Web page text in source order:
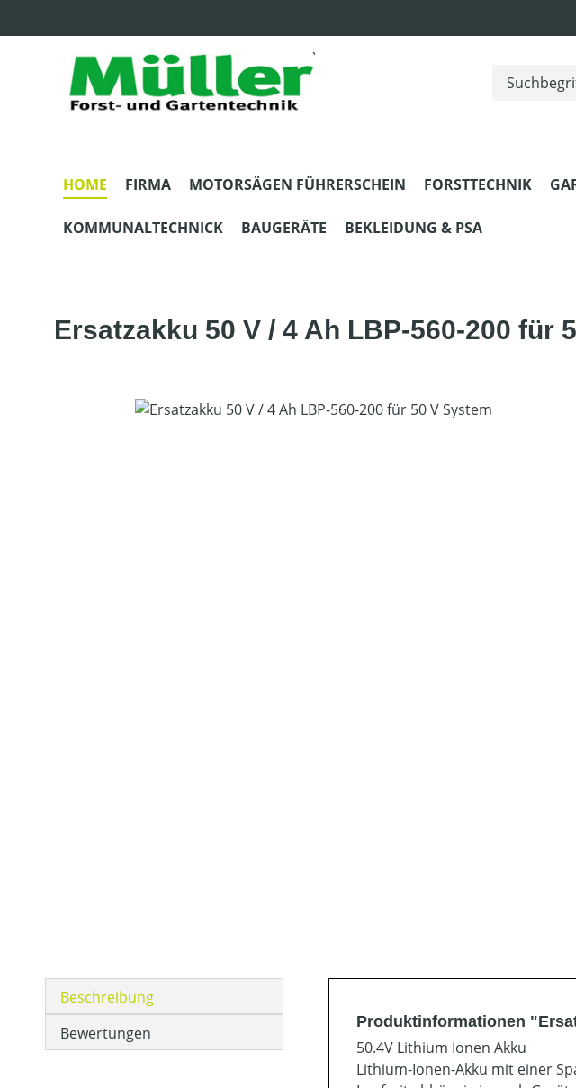
HOME FIRMA MOTORSÄGEN FÜHRERSCHEIN FORSTTECHNIK
KOMMUNALTECHNICK BAUGERÄTE BEKLEIDUNG & PSA
Ersatzakku 50 V / 4 Ah LBP-560-200 für
Bildergalerie überspringen
Beschreibung
Bewertungen
Produktinformationen
50.4V Lithium Ionen Akku
Lithium-Ionen-Akku mit einer